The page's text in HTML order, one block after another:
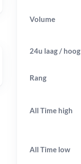
Volume
24u laag / hoog
Rang
All Time high
All Time low